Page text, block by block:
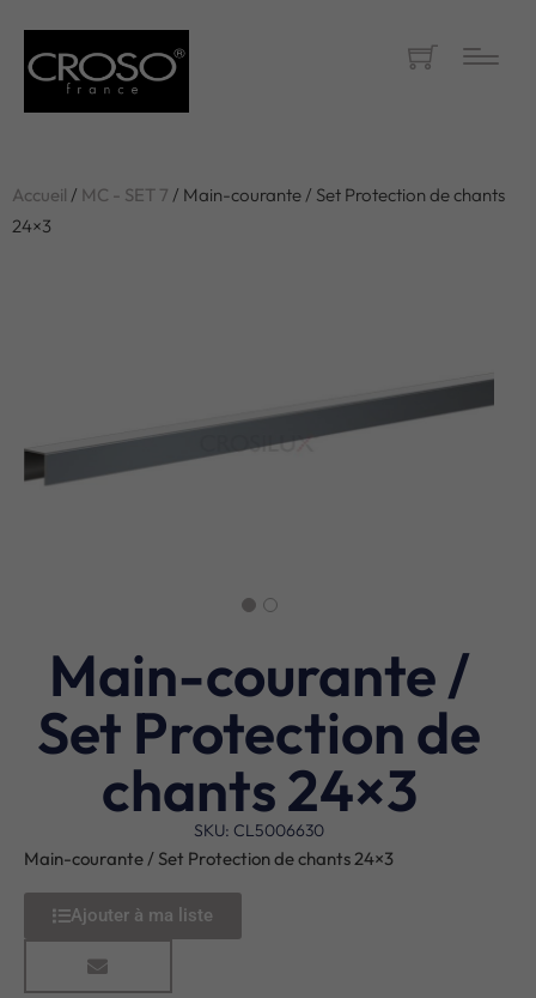
Accueil / MC - SET 7 / Main-courante / Set Protection de chants
24×3
Main-courante /
Set Protection de
chants 24×3
SKU: CL5006630
Main-courante / Set Protection de chants 24×3
Ajouter à ma liste